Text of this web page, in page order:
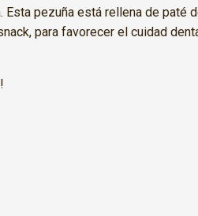
pezuña está rellena de paté
para favorecer el cuidad